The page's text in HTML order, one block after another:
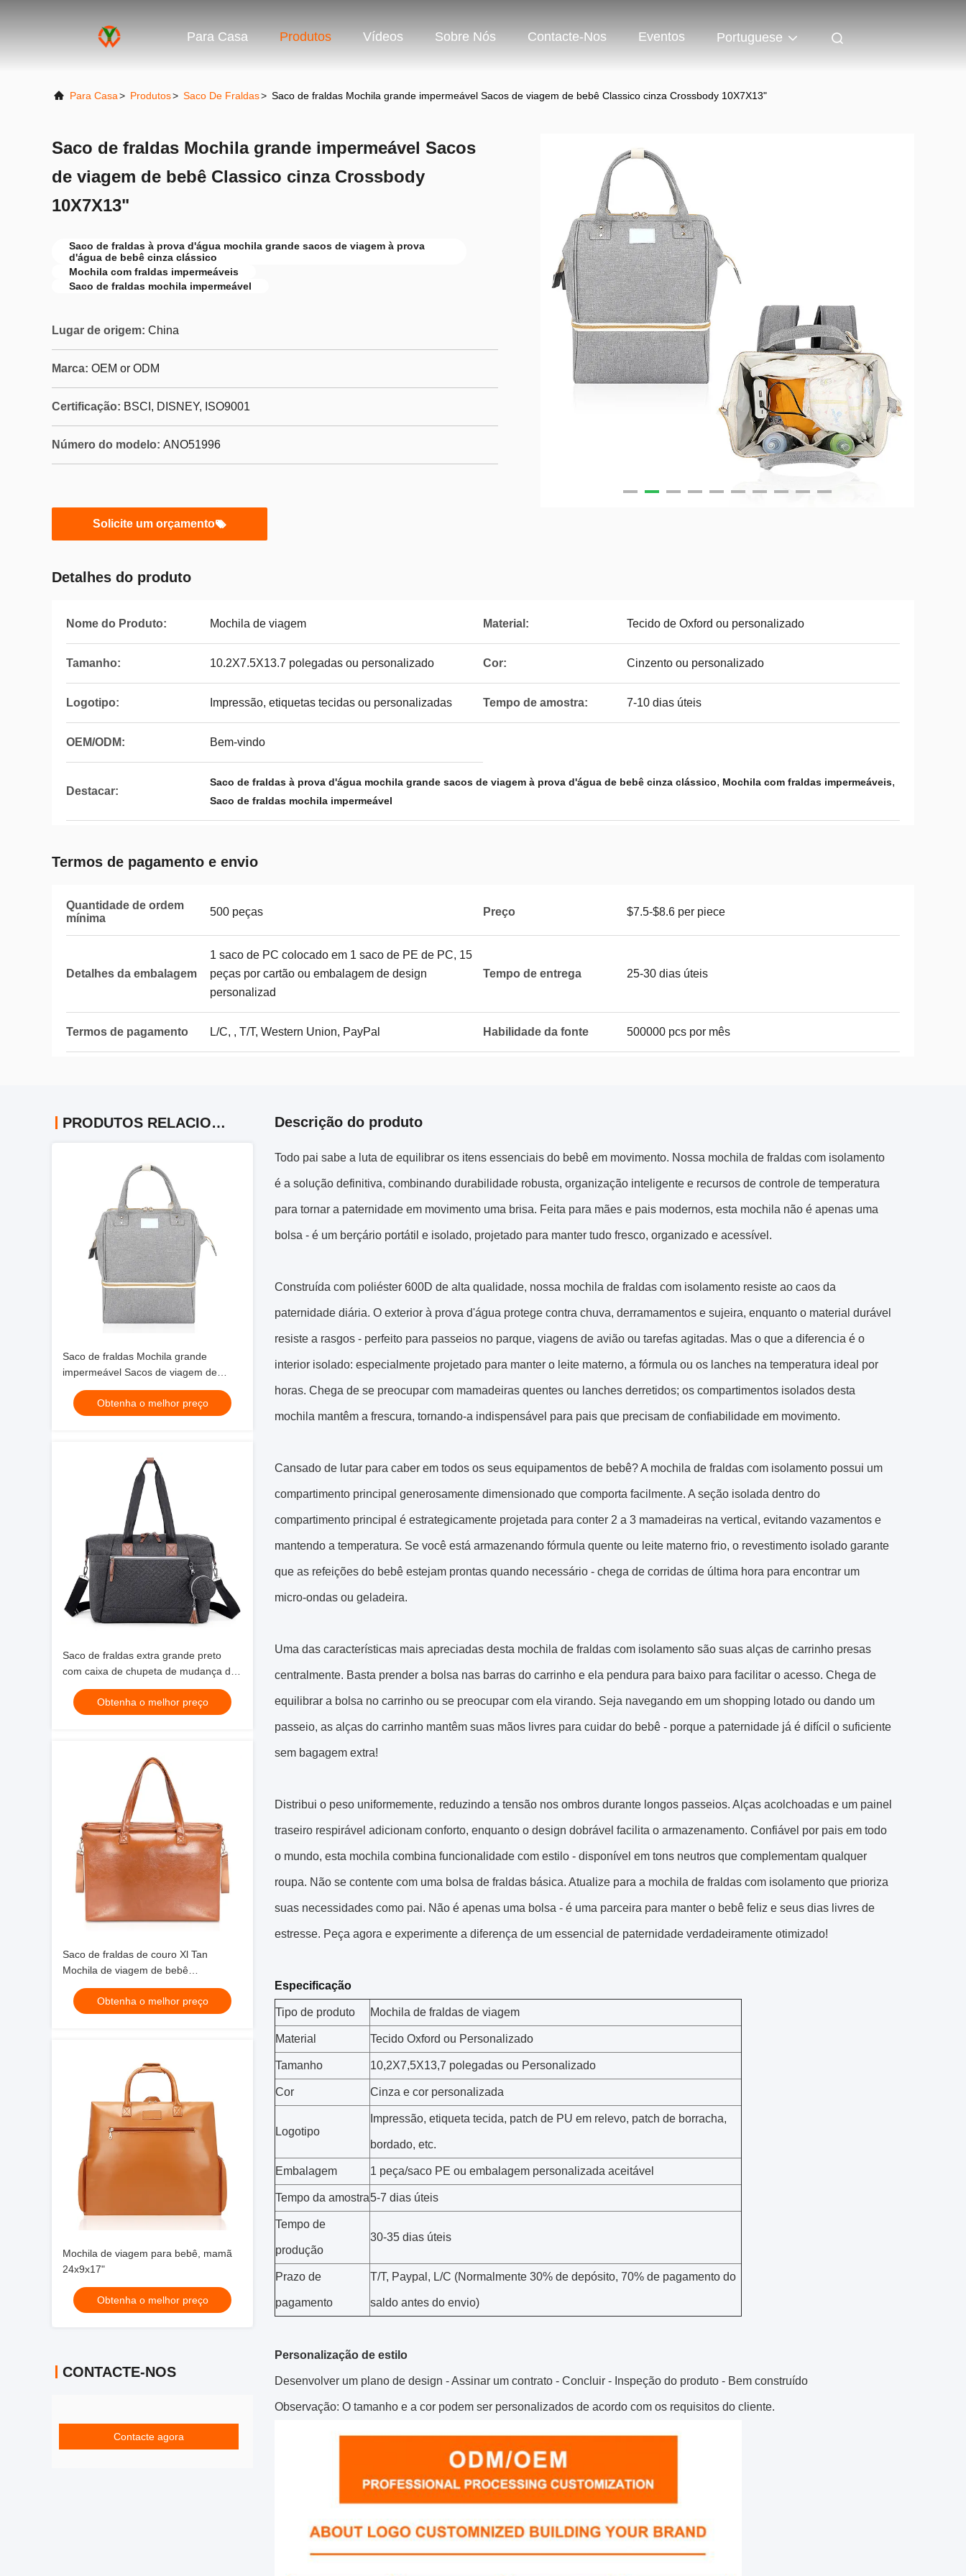
Para Casa Produtos Vídeos Sobre Nós Contacte-Nos Eventos Portuguese
Para Casa> Produtos> Saco De Fraldas> Saco de fraldas Mochila grande impermeável Sacos de viagem de bebê Classico cinza Crossbody 10X7X13"
Saco de fraldas Mochila grande impermeável Sacos
de viagem de bebê Classico cinza Crossbody
10X7X13"
Saco de fraldas à prova d'água mochila grande sacos de viagem à prova
d'água de bebê cinza clássico
Mochila com fraldas impermeáveis
Saco de fraldas mochila impermeável
Lugar de origem: China
Marca: OEM or ODM
Certificação: BSCI, DISNEY, ISO9001
Número do modelo: ANO51996
Solicite um orçamento
Detalhes do produto
Nome do Produto: Mochila de viagem Material: Tecido de Oxford ou personalizado
Tamanho: 10.2X7.5X13.7 polegadas ou personalizado Cor: Cinzento ou personalizado
Logotipo: Impressão, etiquetas tecidas ou personalizadas Tempo de amostra: 7-10 dias úteis
OEM/ODM: Bem-vindo
Destacar:
Saco de fraldas à prova d'água mochila grande sacos de viagem à prova d'água de bebê cinza clássico, Mochila com fraldas impermeáveis,
Saco de fraldas mochila impermeável
Termos de pagamento e envio
Quantidade de ordem
mínima
500 peças Preço $7.5-$8.6 per piece
Detalhes da embalagem
1 saco de PC colocado em 1 saco de PE de PC, 15
peças por cartão ou embalagem de design
personalizad
Tempo de entrega 25-30 dias úteis
Termos de pagamento L/C, , T/T, Western Union, PayPal Habilidade da fonte 500000 pcs por mês
PRODUTOS RELACIONADOS
Saco de fraldas Mochila grande
impermeável Sacos de viagem de
bebê Classico cinza Crossbody
10X7X13"Obtenha o melhor preço
Saco de fraldas extra grande preto
com caixa de chupeta de mudança de
almofada 17x8x12"
Obtenha o melhor preço
Saco de fraldas de couro Xl Tan
Mochila de viagem de bebê
43X12.5X32CM
Obtenha o melhor preço
Mochila de viagem para bebê, mamã
24x9x17"
Obtenha o melhor preço
CONTACTE-NOS
Contacte agora
Descrição do produto
Todo pai sabe a luta de equilibrar os itens essenciais do bebê em movimento. Nossa mochila de fraldas com isolamento
é a solução definitiva, combinando durabilidade robusta, organização inteligente e recursos de controle de temperatura
para tornar a paternidade em movimento uma brisa. Feita para mães e pais modernos, esta mochila não é apenas uma
bolsa - é um berçário portátil e isolado, projetado para manter tudo fresco, organizado e acessível.
Construída com poliéster 600D de alta qualidade, nossa mochila de fraldas com isolamento resiste ao caos da
paternidade diária. O exterior à prova d'água protege contra chuva, derramamentos e sujeira, enquanto o material durável
resiste a rasgos - perfeito para passeios no parque, viagens de avião ou tarefas agitadas. Mas o que a diferencia é o
interior isolado: especialmente projetado para manter o leite materno, a fórmula ou os lanches na temperatura ideal por
horas. Chega de se preocupar com mamadeiras quentes ou lanches derretidos; os compartimentos isolados desta
mochila mantêm a frescura, tornando-a indispensável para pais que precisam de confiabilidade em movimento.
Cansado de lutar para caber em todos os seus equipamentos de bebê? A mochila de fraldas com isolamento possui um
compartimento principal generosamente dimensionado que comporta facilmente. A seção isolada dentro do
compartimento principal é estrategicamente projetada para conter 2 a 3 mamadeiras na vertical, evitando vazamentos e
mantendo a temperatura. Se você está armazenando fórmula quente ou leite materno frio, o revestimento isolado garante
que as refeições do bebê estejam prontas quando necessário - chega de corridas de última hora para encontrar um
micro-ondas ou geladeira.
Uma das características mais apreciadas desta mochila de fraldas com isolamento são suas alças de carrinho presas
centralmente. Basta prender a bolsa nas barras do carrinho e ela pendura para baixo para facilitar o acesso. Chega de
equilibrar a bolsa no carrinho ou se preocupar com ela virando. Seja navegando em um shopping lotado ou dando um
passeio, as alças do carrinho mantêm suas mãos livres para cuidar do bebê - porque a paternidade já é difícil o suficiente
sem bagagem extra!
Distribui o peso uniformemente, reduzindo a tensão nos ombros durante longos passeios. Alças acolchoadas e um painel
traseiro respirável adicionam conforto, enquanto o design dobrável facilita o armazenamento. Confiável por pais em todo
o mundo, esta mochila combina funcionalidade com estilo - disponível em tons neutros que complementam qualquer
roupa. Não se contente com uma bolsa de fraldas básica. Atualize para a mochila de fraldas com isolamento que prioriza
suas necessidades como pai. Não é apenas uma bolsa - é uma parceira para manter o bebê feliz e seus dias livres de
estresse. Peça agora e experimente a diferença de um essencial de paternidade verdadeiramente otimizado!
Especificação
Tipo de produto Mochila de fraldas de viagem
Material Tecido Oxford ou Personalizado
Tamanho 10,2X7,5X13,7 polegadas ou Personalizado
Cor Cinza e cor personalizada
Logotipo
Impressão, etiqueta tecida, patch de PU em relevo, patch de borracha,
bordado, etc.
Embalagem 1 peça/saco PE ou embalagem personalizada aceitável
Tempo da amostra5-7 dias úteis
Tempo de
produção
30-35 dias úteis
Prazo de
pagamento
T/T, Paypal, L/C (Normalmente 30% de depósito, 70% de pagamento do
saldo antes do envio)
Personalização de estilo
Desenvolver um plano de design - Assinar um contrato - Concluir - Inspeção do produto - Bem construído
Observação: O tamanho e a cor podem ser personalizados de acordo com os requisitos do cliente.